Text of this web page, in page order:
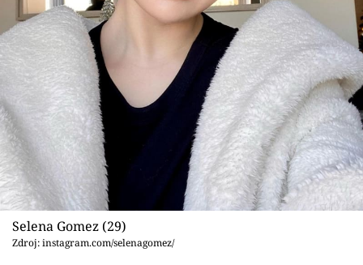
Selena Gomez (29)
Zdroj: instagram.com/selenagomez/